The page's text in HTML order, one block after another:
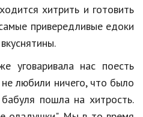
хитрить и готовить
привередливые едоки
уговаривала нас поесть
любили ничего, что было
пошла на хитрость.